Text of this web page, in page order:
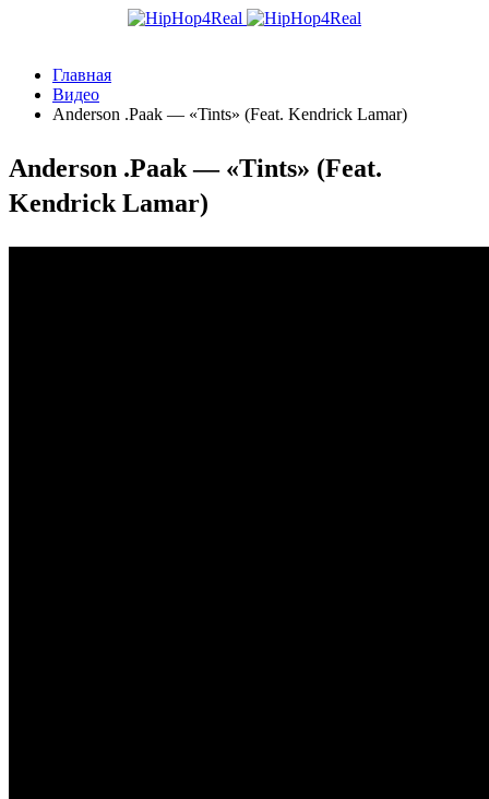
Главная
Видео
Anderson .Paak — «Tints» (Feat. Kendrick Lamar)
Anderson .Paak — «Tints» (Feat.
Kendrick Lamar)